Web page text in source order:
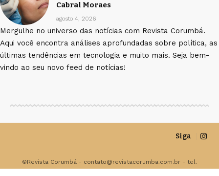
Cabral Moraes
agosto 4, 2026
Mergulhe no universo das notícias com Revista Corumbá.
Aqui você encontra análises aprofundadas sobre política, as
últimas tendências em tecnologia e muito mais. Seja bem-
vindo ao seu novo feed de notícias!
Siga
©Revista Corumbá - contato@revistacorumba.com.br - tel.